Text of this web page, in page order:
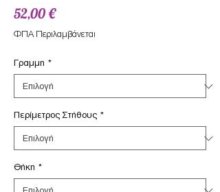
52,00 €Τιμή
ΦΠΑ Περιλαμβάνεται
Γραμμη *
Περίμετρος Στήθους *
Θήκη *